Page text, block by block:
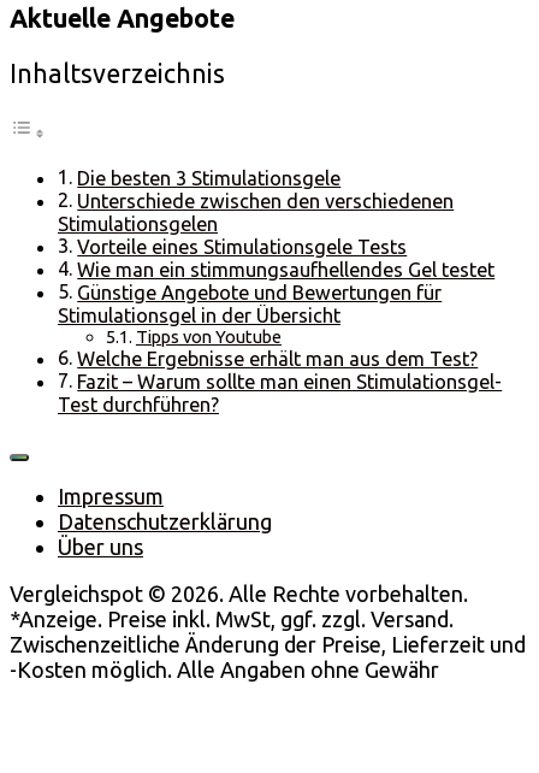
Aktuelle Angebote
Inhaltsverzeichnis
Die besten 3 Stimulationsgele
Unterschiede zwischen den verschiedenen
Stimulationsgelen
Vorteile eines Stimulationsgele Tests
Wie man ein stimmungsaufhellendes Gel testet
Günstige Angebote und Bewertungen für
Stimulationsgel in der Übersicht
Tipps von Youtube
Welche Ergebnisse erhält man aus dem Test?
Fazit – Warum sollte man einen Stimulationsgel-
Test durchführen?
Impressum
Datenschutzerklärung
Über uns
Vergleichspot © 2026. Alle Rechte vorbehalten.
*Anzeige. Preise inkl. MwSt, ggf. zzgl. Versand.
Zwischenzeitliche Änderung der Preise, Lieferzeit und
-Kosten möglich. Alle Angaben ohne Gewähr